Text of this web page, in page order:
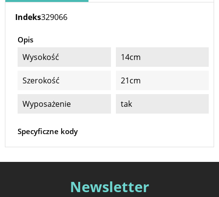
Indeks329066
Opis
Wysokość 14cm
Szerokość 21cm
Wyposażenie tak
Specyficzne kody
Newsletter